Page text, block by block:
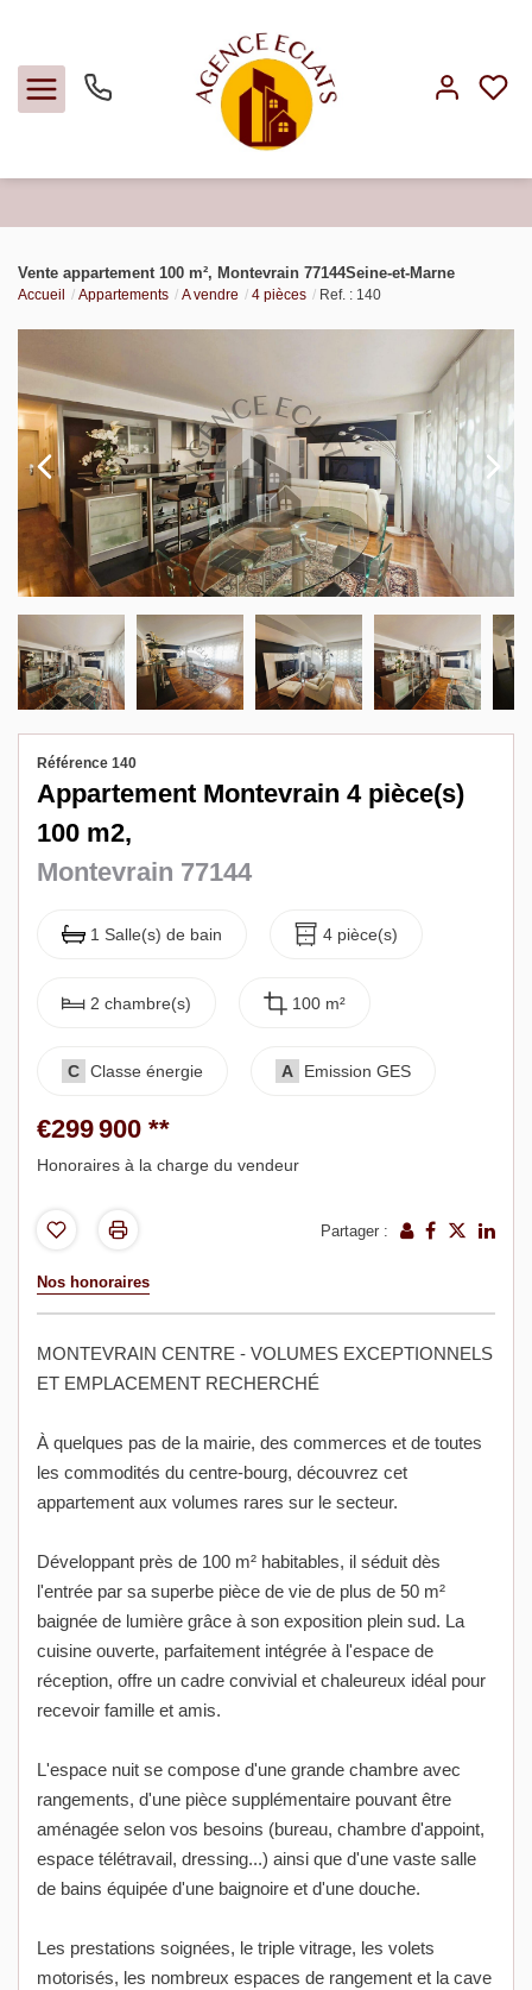
Louer
Faire gérer
Estimer
Notre agence
Biens vendus
Contact
Vente appartement 100 m², Montevrain 77144Seine-et-Marne
Accueil Appartements A vendre 4 pièces Ref. : 140
Référence 140
Appartement Montevrain 4 pièce(s)
100 m2,
Montevrain 77144
1 Salle(s) de bain 4 pièce(s)
2 chambre(s) 100 m²
C Classe énergie A Emission GES
€299 900 **
Honoraires à la charge du vendeur
Partager :
Nos honoraires
MONTEVRAIN CENTRE - VOLUMES EXCEPTIONNELS
ET EMPLACEMENT RECHERCHÉ
À quelques pas de la mairie, des commerces et de toutes
les commodités du centre-bourg, découvrez cet
appartement aux volumes rares sur le secteur.
Développant près de 100 m² habitables, il séduit dès
l'entrée par sa superbe pièce de vie de plus de 50 m²
baignée de lumière grâce à son exposition plein sud. La
cuisine ouverte, parfaitement intégrée à l'espace de
réception, offre un cadre convivial et chaleureux idéal pour
recevoir famille et amis.
L'espace nuit se compose d'une grande chambre avec
rangements, d'une pièce supplémentaire pouvant être
aménagée selon vos besoins (bureau, chambre d'appoint,
espace télétravail, dressing...) ainsi que d'une vaste salle
de bains équipée d'une baignoire et d'une douche.
Les prestations soignées, le triple vitrage, les volets
motorisés, les nombreux espaces de rangement et la cave